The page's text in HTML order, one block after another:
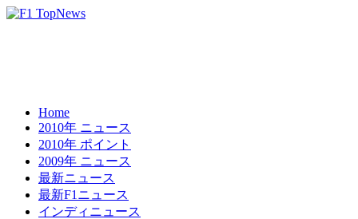
Home
2010年 ニュース
2010年 ポイント
2009年 ニュース
最新ニュース
最新F1ニュース
インディニュース